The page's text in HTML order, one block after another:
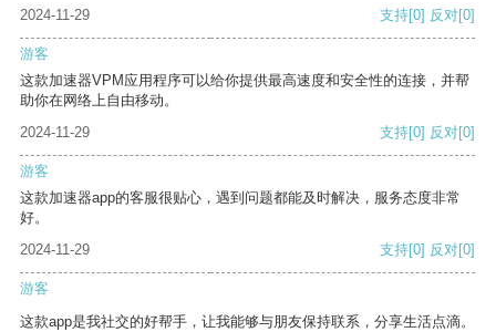
2024-11-29 支持[0] 反对[0]
游客
这款加速器VPM应用程序可以给你提供最高速度和安全性的连接，并帮
助你在网络上自由移动。
2024-11-29
支持[0] 反对[0]
游客
这款加速器app的客服很贴心，遇到问题都能及时解决，服务态度非常
好。
2024-11-29
支持[0] 反对[0]
游客
这款app是我社交的好帮手，让我能够与朋友保持联系，分享生活点滴。